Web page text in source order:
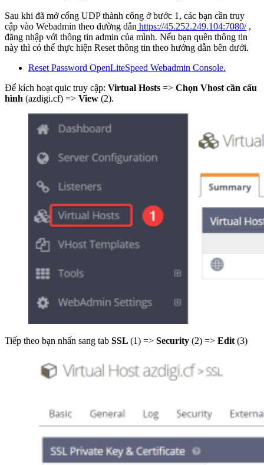
Sau khi đã mở cổng UDP thành công ở bước 1, các bạn cần truy
cập vào Webadmin theo đường dẫn https://45.252.249.104:7080/,
đăng nhập với thông tin admin của mình. Nếu bạn quên thông tin
này thì có thể thực hiện Reset thông tin theo hướng dẫn bên dưới.
Reset Password OpenLiteSpeed Webadmin Console.
Để kích hoạt quic truy cập: Virtual Hosts => Chọn Vhost cần cấu
hình (azdigi.cf) => View (2).
Tiếp theo bạn nhấn sang tab SSL (1) => Security (2) => Edit (3)